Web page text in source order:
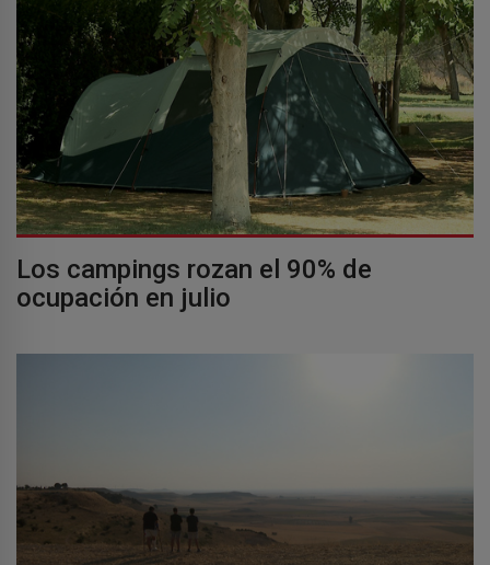
Los campings rozan el 90% de
ocupación en julio